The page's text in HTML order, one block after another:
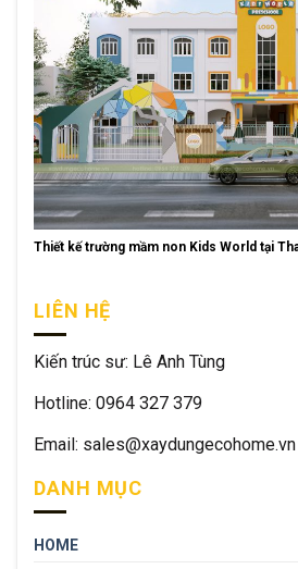
Thiết kế trường mầm non Kids World tại
LIÊN HỆ
Kiến trúc sư: Lê Anh Tùng
Hotline: 0964 327 379
Email: sales@xaydungecohome.vn
DANH MỤC
HOME